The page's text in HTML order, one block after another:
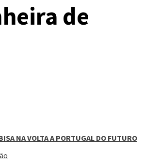
de
NA VOLTA A PORTUGAL DO FUTURO